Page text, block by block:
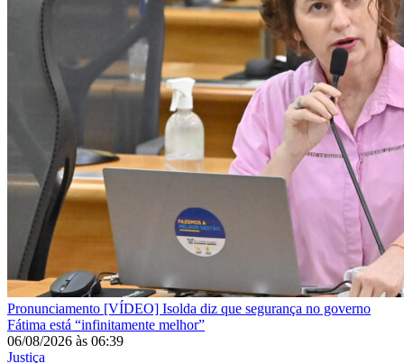
Pronunciamento [VÍDEO] Isolda diz que segurança no governo
Fátima está “infinitamente melhor”
06/08/2026 às 06:39
Justiça